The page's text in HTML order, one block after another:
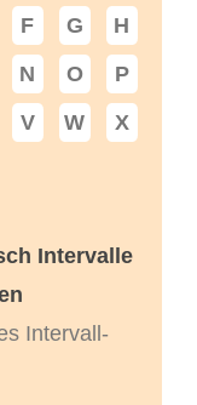
F G
H
N O
P
V W
X
Intervalle